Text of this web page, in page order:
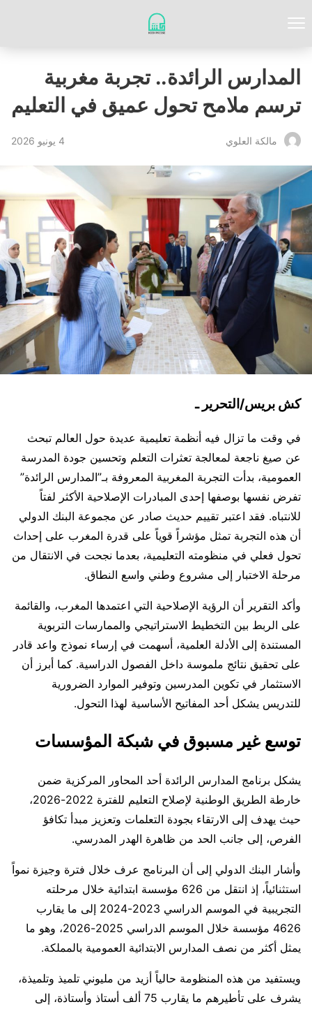
المدارس الرائدة.. تجربة مغربية
ترسم ملامح تحول عميق في التعليم
مالكة العلوي 4 يونيو 2026
كش بريس/التحرير ـ
في وقت ما تزال فيه أنظمة تعليمية عديدة حول العالم تبحث
عن صيغ ناجعة لمعالجة تعثرات التعلم وتحسين جودة المدرسة
العمومية، بدأت التجربة المغربية المعروفة بـ”المدارس الرائدة”
تفرض نفسها بوصفها إحدى المبادرات الإصلاحية الأكثر لفتاً
للانتباه. فقد اعتبر تقييم حديث صادر عن مجموعة البنك الدولي
أن هذه التجربة تمثل مؤشراً قوياً على قدرة المغرب على إحداث
تحول فعلي في منظومته التعليمية، بعدما نجحت في الانتقال من
مرحلة الاختبار إلى مشروع وطني واسع النطاق.
وأكد التقرير أن الرؤية الإصلاحية التي اعتمدها المغرب، والقائمة
على الربط بين التخطيط الاستراتيجي والممارسات التربوية
المستندة إلى الأدلة العلمية، أسهمت في إرساء نموذج واعد قادر
على تحقيق نتائج ملموسة داخل الفصول الدراسية. كما أبرز أن
الاستثمار في تكوين المدرسين وتوفير الموارد الضرورية
للتدريس يشكل أحد المفاتيح الأساسية لهذا التحول.
توسع غير مسبوق في شبكة المؤسسات
يشكل برنامج المدارس الرائدة أحد المحاور المركزية ضمن
خارطة الطريق الوطنية لإصلاح التعليم للفترة 2022-2026،
حيث يهدف إلى الارتقاء بجودة التعلمات وتعزيز مبدأ تكافؤ
الفرص، إلى جانب الحد من ظاهرة الهدر المدرسي.
وأشار البنك الدولي إلى أن البرنامج عرف خلال فترة وجيزة نمواً
استثنائياً، إذ انتقل من 626 مؤسسة ابتدائية خلال مرحلته
التجريبية في الموسم الدراسي 2023-2024 إلى ما يقارب
4626 مؤسسة خلال الموسم الدراسي 2025-2026، وهو ما
يمثل أكثر من نصف المدارس الابتدائية العمومية بالمملكة.
ويستفيد من هذه المنظومة حالياً أزيد من مليوني تلميذ وتلميذة،
يشرف على تأطيرهم ما يقارب 75 ألف أستاذ وأستاذة، إلى